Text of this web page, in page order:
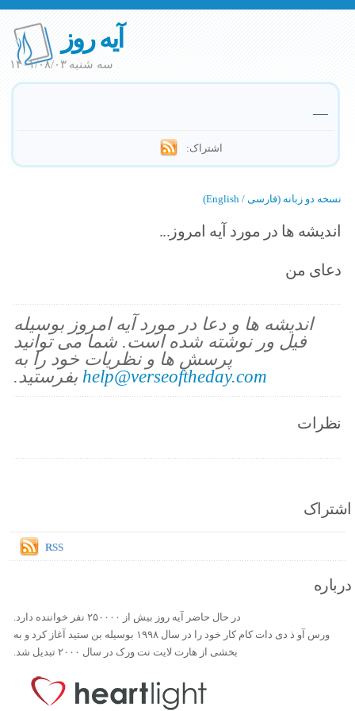
آیه روز
سه شنبه ۱۴۰۱/۰۸/۰۳
—
اشتراک:
نسخه دو زبانه (فارسی / English)
اندیشه ها در مورد آیه امروز...
دعای من
اندیشه ها و دعا در مورد آیه امروز بوسیله
فیل ور نوشته شده است. شما می توانید
پرسش ها و نظریات خود را به
help@verseoftheday.com بفرستید.
نظرات
اشتراک
RSS
درباره
در حال حاضر آیه روز بیش از ۲۵۰۰۰۰ نفر خواننده دارد.
ورس آو ذ دی دات کام کار خود را در سال ۱۹۹۸ بوسیله بن ستید آغاز کرد و به
بخشی از هارت لایت نت ورک در سال ۲۰۰۰ تبدیل شد.